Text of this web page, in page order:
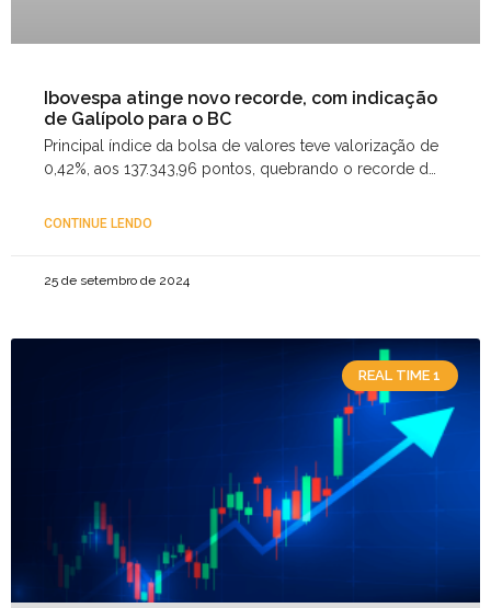
Ibovespa atinge novo recorde, com indicação
de Galípolo para o BC
Principal índice da bolsa de valores teve valorização de
0,42%, aos 137.343,96 pontos, quebrando o recorde de
CONTINUE LENDO
25 de setembro de 2024
REAL TIME 1